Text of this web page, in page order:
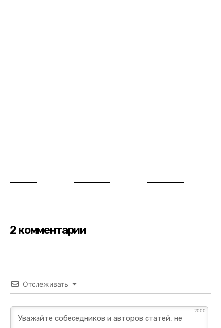
2 комментарии
Отслеживать
2000